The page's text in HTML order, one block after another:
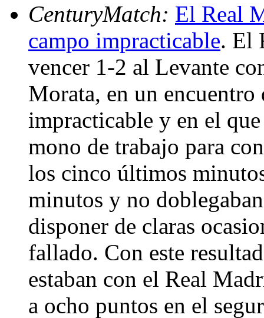
CenturyMatch: El Real
campo impracticable. El
vencer 1-2 al Levante
Morata, en un
impracticable y en el
mono de trabajo para
los cinco últimos
minutos y no
disponer de claras
fallado. Con este
estaban con el Real
a ocho puntos en el